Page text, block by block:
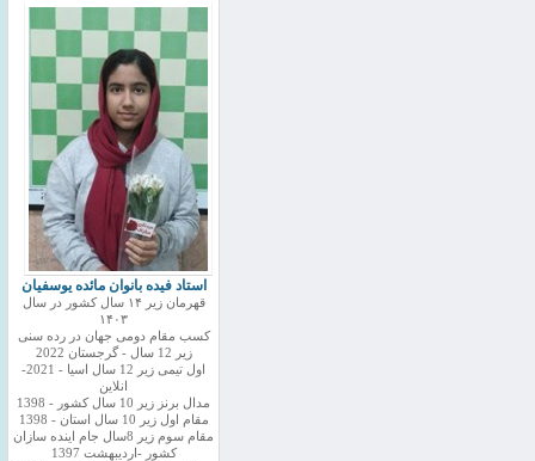
استاد فیده بانوان مائده یوسفیان
قهرمان زیر ۱۴ سال کشور در سال
۱۴۰۳
کسب مقام دومی جهان در رده سنی
زیر 12 سال - گرجستان 2022
اول تیمی زیر 12 سال اسیا - 2021-
انلاین
مدال برنز زیر 10 سال کشور - 1398
مقام اول زیر 10 سال استان - 1398
مقام سوم زیر 8سال جام اینده سازان
کشور -اردیبهشت 1397